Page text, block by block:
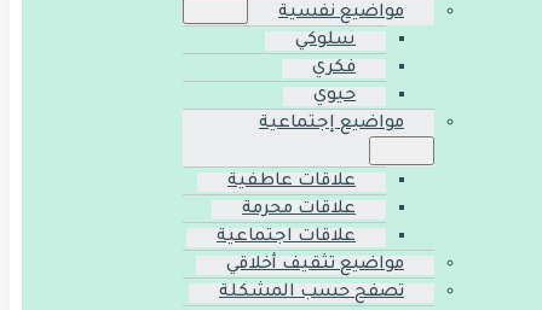
مواضيع نفسية
سلوكي
فكري
حيوي
مواضيع إجتماعية
علاقات عاطفية
علاقات محرمة
علاقات اجتماعية
مواضيع تثقيف أخلاقي
تصفح حسب المشكلة